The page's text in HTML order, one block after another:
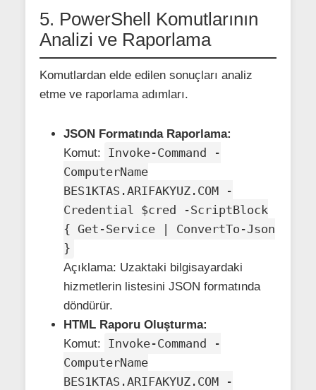
5. PowerShell Komutlarının
Analizi ve Raporlama
Komutlardan elde edilen sonuçları analiz
etme ve raporlama adımları.
JSON Formatında Raporlama:
Komut:
Invoke-Command -
ComputerName
BES1KTAS.ARIFAKYUZ.COM -
Credential $cred -ScriptBlock
{ Get-Service | ConvertTo-Json
}
Açıklama: Uzaktaki bilgisayardaki
hizmetlerin listesini JSON formatında
döndürür.
HTML Raporu Oluşturma:
Komut:
Invoke-Command -
ComputerName
BES1KTAS.ARIFAKYUZ.COM -